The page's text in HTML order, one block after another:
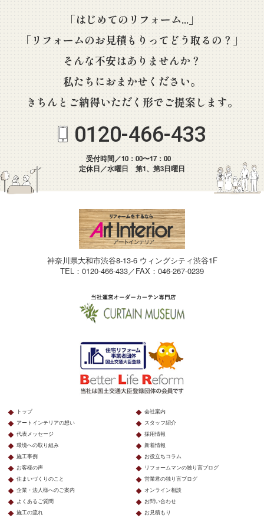
「はじめてのリフォーム...」
「リフォームのお見積もりってどう取るの？」
そんな不安はありませんか？
私たちにおまかせください。
きちんとご納得いただく形でご提案します。
0120-466-433
受付時間／10：00〜17：00
定休日／水曜日 第1、第3日曜日
神奈川県大和市渋谷8-13-6 ウィングシティ渋谷1F
TEL：0120-466-433／FAX：046-267-0239
トップ
アートインテリアの想い
代表メッセージ
環境への取り組み
施工事例
お客様の声
住まいづくりのこと
企業・法人様へのご案内
よくあるご質問
施工の流れ
会社案内
スタッフ紹介
採用情報
新着情報
お役立ちコラム
リフォームマンの独り言ブログ
営業君の独り言ブログ
オンライン相談
お問い合わせ
お見積もり